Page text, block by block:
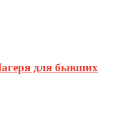
для бывших